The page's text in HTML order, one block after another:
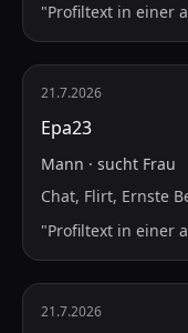
"Profiltext in einer
21.7.2026
Ера23
Mann · sucht Frau
Chat, Flirt, Ernste
"Profiltext in einer
21.7.2026